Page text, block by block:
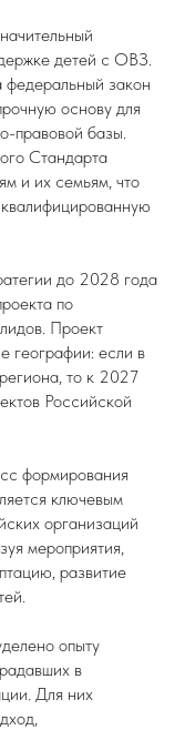
детей с ОВЗ.
закон
основу для
правовой базы.
Стандарта
и их семьям, что
до 2028 года
по
Проект
географии: если в
то к 2027
Российской
формирования
ключевым
организаций
мероприятия,
развитие
опыту
в
Для них